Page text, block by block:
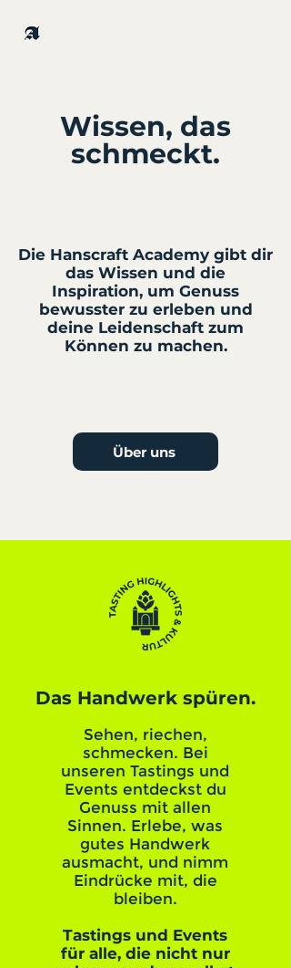
Wissen, das
schmeckt.
Die Hanscraft Academy gibt dir
das Wissen und die
Inspiration, um Genuss
bewusster zu erleben und
deine Leidenschaft zum
Können zu machen.
Über uns
Das Handwerk spüren.
Sehen, riechen,
schmecken. Bei
unseren Tastings und
Events entdeckst du
Genuss mit allen
Sinnen. Erlebe, was
gutes Handwerk
ausmacht, und nimm
Eindrücke mit, die
bleiben.
Tastings und Events
für alle, die nicht nur